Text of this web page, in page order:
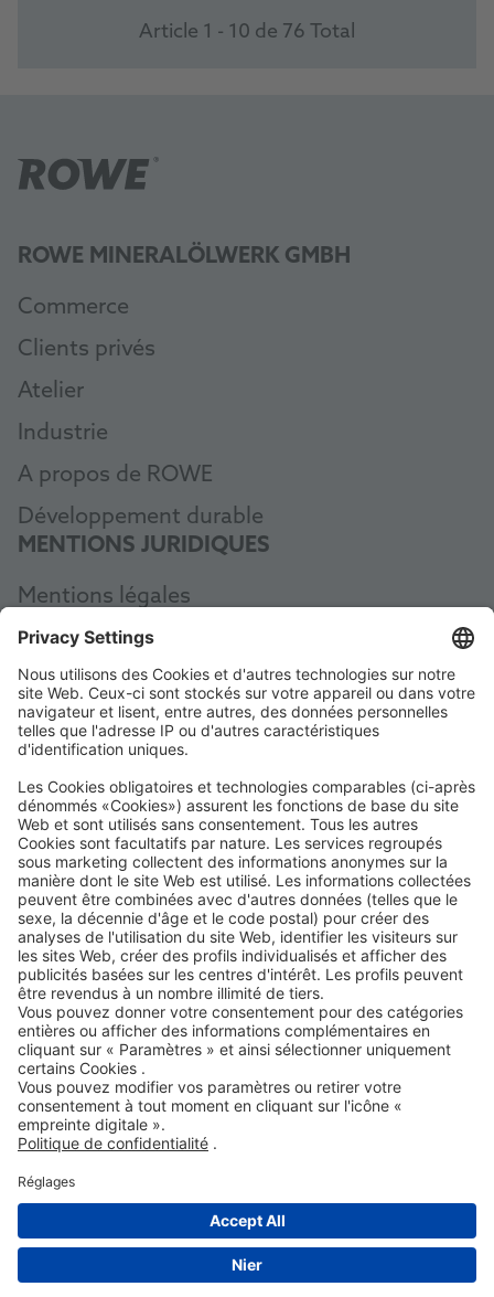
Article 1 - 10 de 76 Total
ROWE MINERALÖLWERK GMBH
Commerce
Clients privés
Atelier
Industrie
A propos de ROWE
Développement durable
MENTIONS JURIDIQUES
Mentions légales
Protection des données
CGV
AEB
Code of Conduct
Accessibility Statement
ROWE SOCIAL
CERTIFIÉ PAR
NOUS SOUTENONS